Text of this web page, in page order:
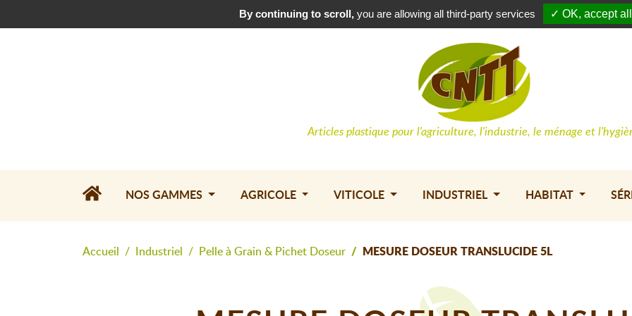
Contactez-nous
Articles plastique pour l'agriculture, l'industrie, le ménage et
NOS GAMMES AGRICOLE VITICOLE INDUSTRIEL HABITAT
Accueil Industriel Pelle à Grain & Pichet Doseur MESURE DOSEUR TRANSLUCIDE 5L
By continuing to scroll,you are allowing all third-party services ✓ OK, accept all